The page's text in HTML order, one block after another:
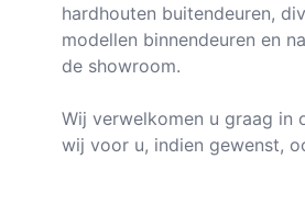
hardhouten buitendeuren,
modellen binnendeuren en
de showroom.
Wij verwelkomen u graag in
wij voor u, indien gewenst,